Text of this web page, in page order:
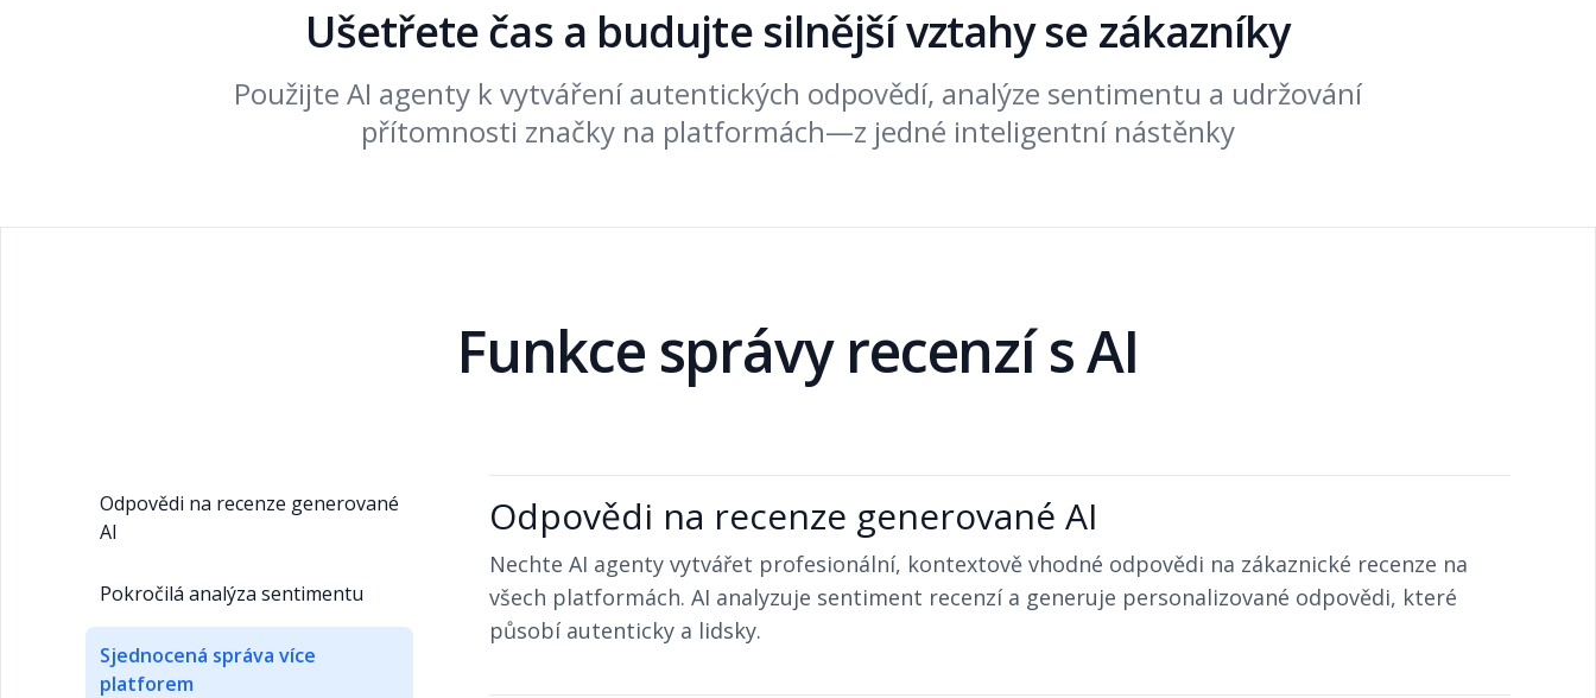
Ušetřete čas a budujte silnější vztahy se zákazníky
Použijte AI agenty k vytváření autentických odpovědí, analýze sentimentu a udržování
přítomnosti značky na platformách—z jedné inteligentní nástěnky
Funkce správy recenzí s AI
Odpovědi na recenze generované
AI
Pokročilá analýza sentimentu
Sjednocená správa více
platforem
Odpovědi na recenze generované AI
Nechte AI agenty vytvářet profesionální, kontextově vhodné odpovědi na zákaznické recenze na
všech platformách. AI analyzuje sentiment recenzí a generuje personalizované odpovědi, které
působí autenticky a lidsky.